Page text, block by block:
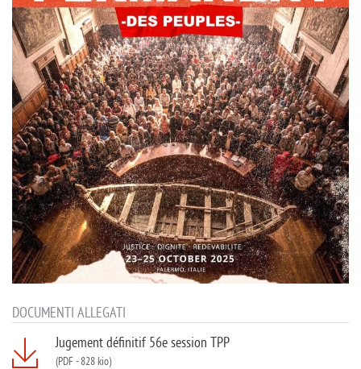
DOCUMENTI ALLEGATI
Jugement définitif 56e session TPP
(PDF-828 kio)